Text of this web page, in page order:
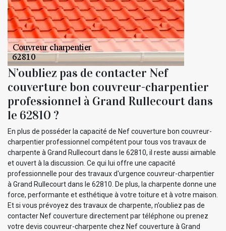
N’oubliez pas de contacter Nef
couverture bon couvreur-charpentier
professionnel à Grand Rullecourt dans
le 62810 ?
En plus de posséder la capacité de Nef couverture bon couvreur-
charpentier professionnel compétent pour tous vos travaux de
charpente à Grand Rullecourt dans le 62810, il reste aussi aimable
et ouvert à la discussion. Ce qui lui offre une capacité
professionnelle pour des travaux d'urgence couvreur-charpentier
à Grand Rullecourt dans le 62810. De plus, la charpente donne une
force, performante et esthétique à votre toiture et à votre maison.
Et si vous prévoyez des travaux de charpente, n’oubliez pas de
contacter Nef couverture directement par téléphone ou prenez
votre devis couvreur-charpente chez Nef couverture à Grand